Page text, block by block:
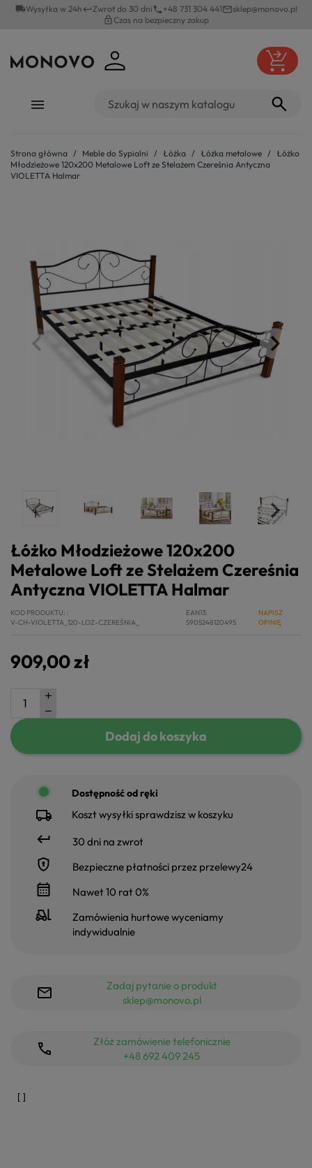
local_shippingWysyłka w 24hkeyboard_returnZwrot do 30 dni phone +48 731 304 441mail_outlinesklep@monovo.pl
lock_outlineCzas na bezpieczny zakup
Strona główna Meble do Sypialni Łóżka Łóżka metalowe
Łóżko
Młodzieżowe 120x200 Metalowe Loft ze Stelażem Czereśnia Antyczna
VIOLETTA Halmar
Łóżko Młodzieżowe 120x200
Metalowe Loft ze Stelażem Czereśnia
Antyczna VIOLETTA Halmar
KOD PRODUKTU:
V-CH-VIOLETTA_120-LOZ-CZEREŚNIA_
EAN13
5905248120495
NAPISZ
OPINIĘ
909,00 zł
Dodaj do koszyka
Dostępność od ręki
Koszt wysyłki sprawdzisz w koszyku
30 dni na zwrot
Bezpieczne płatności przez przelewy24
Nawet 10 rat 0%
Zamówienia hurtowe wyceniamy
indywidualnie
Zadaj pytanie o produkt
sklep@monovo.pl
Złóż zamówienie telefonicznie
+48 692 409 245